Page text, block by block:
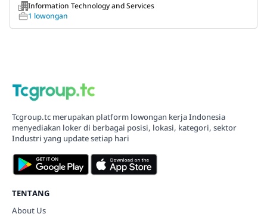
Information Technology and Services
1 lowongan
Tcgroup.tc merupakan platform lowongan kerja Indonesia
menyediakan loker di berbagai posisi, lokasi, kategori, sektor
Industri yang update setiap hari
TENTANG
About Us